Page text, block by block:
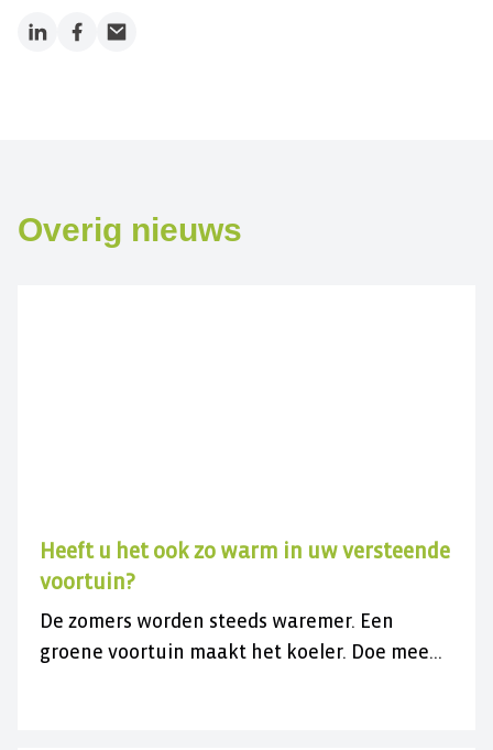
LinkedInFacebook
Email
Overig nieuws
Heeft u het ook zo warm in uw versteende
voortuin?
De zomers worden steeds waremer. Een
groene voortuin maakt het koeler. Doe mee